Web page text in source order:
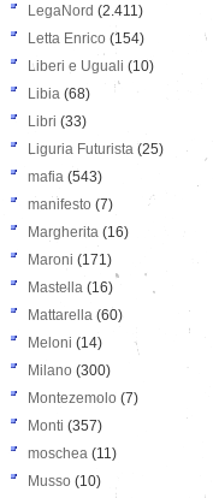
LegaNord (2.411)
Letta Enrico (154)
Liberi e Uguali (10)
Libia (68)
Libri (33)
Liguria Futurista (25)
mafia (543)
manifesto (7)
Margherita (16)
Maroni (171)
Mastella (16)
Mattarella (60)
Meloni (14)
Milano (300)
Montezemolo (7)
Monti (357)
moschea (11)
Musso (10)